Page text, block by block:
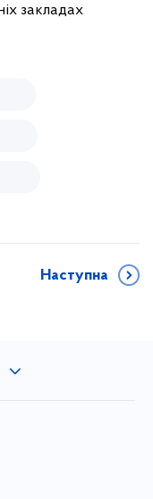
закладах
Наступна